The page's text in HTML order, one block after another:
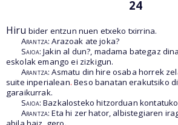
24
Hiru bider entzun nuen etxeko txirrina.
Arantza: Arazoak ate joka?
Saioa: Jakin al dun?, madama bategaz
eskolak emango ei zizkigun.
Arantza: Asmatu din hire osaba horrek
suite inperialean. Beso banatan erakutsiko
garaikurrak.
Saioa: Bazkalosteko hitzorduan
Arantza: Eta hi zer hator, albistegiaren